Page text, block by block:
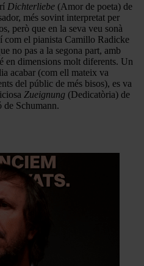
Dichterliebe (Amor de poeta) de
més sovint interpretat per
però que en la seva veu sonà
el pianista Camillo Radicke
no pas a la segona part, amb
en dimensions molt diferents. Un
acabar (com ell mateix va
del públic de més bisos), es va
Zueignung (Dedicatòria) de
de Schumann.